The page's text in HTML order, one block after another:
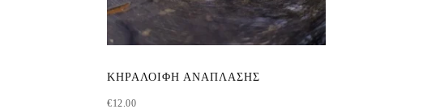
ΚΗΡΑΛΟΙΦΉ ΑΝΆΠΛΑΣΗΣ
€12.00